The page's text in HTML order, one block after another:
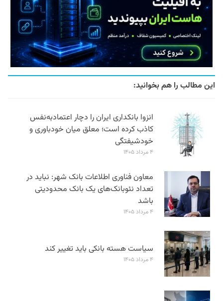
این مطالب را هم بخوانید:
انزوا بانکداری ایران را دچار اعتمادبه‌نفس
کاذب کرده است؛ معلق میان خودباوری و
خودشیفتگی
۴ مرداد ۱۴۰۵
معاون فناوری اطلاعات بانک شهر: نباید در
تعداد نئوبانک‌های یک بانک محدودیتی
باشد
۴ مرداد ۱۴۰۵
سیاست هسته بانکی باید تغییر کند
۴ مرداد ۱۴۰۵